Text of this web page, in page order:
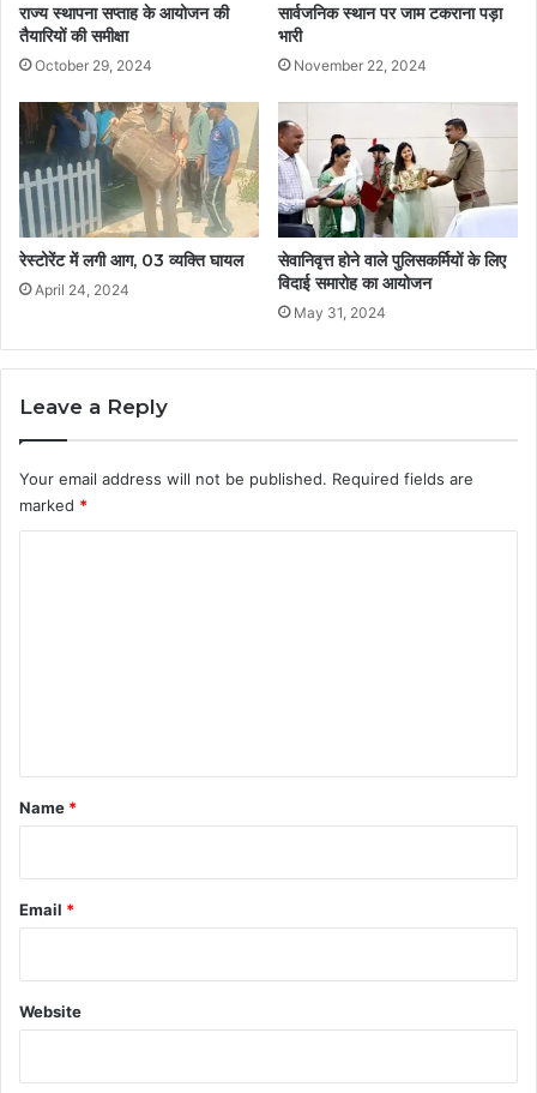
राज्य स्थापना सप्ताह के आयोजन की
तैयारियों की समीक्षा
October 29, 2024
सार्वजनिक स्थान पर जाम टकराना पड़ा
भारी
November 22, 2024
रेस्टोरेंट में लगी आग, 03 व्यक्ति घायल
April 24, 2024
सेवानिवृत्त होने वाले पुलिसकर्मियों के लिए
विदाई समारोह का आयोजन
May 31, 2024
Leave a Reply
Your email address will not be published. Required fields are
marked *
*
Name *
Email *
Website